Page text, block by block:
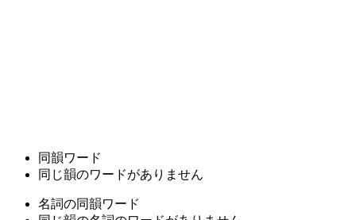
同韻ワード
同じ韻のワードがありません
名詞の同韻ワード